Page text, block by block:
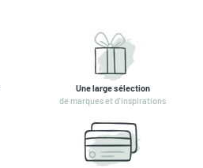
Une large sélection
de marques et d'inspirations